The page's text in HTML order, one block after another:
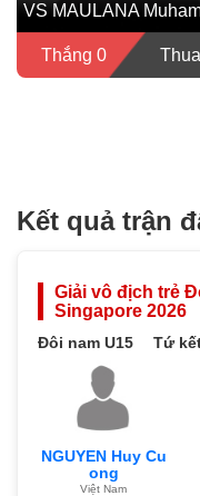
VS MAULANA
Thắng 0
Kết quả trận
Giải vô địch trẻ
Singapore 2026
Đôi nam U15 Tứ
NGUYEN Huy Cu
ong
Việt Nam